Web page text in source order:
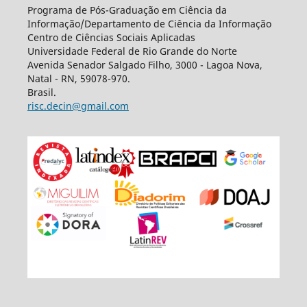
Programa de Pós-Graduação em Ciência da
Informação/Departamento de Ciência da Informação
Centro de Ciências Sociais Aplicadas
Universidade Federal de Rio Grande do Norte
Avenida Senador Salgado Filho, 3000 - Lagoa Nova,
Natal - RN, 59078-970.
Brasil.
risc.decin@gmail.com